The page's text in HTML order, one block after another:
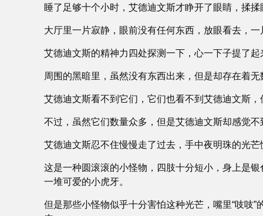
睡了足够十个小时，艾德迪文斯才睁开了眼睛，揉
大厅里一片寂静，眼前没有任何东西，放眼看去，
艾德迪文斯的精神力四处探测一下，心一下子提了起
周围的黑暗里，虽然没有东西出来，但是却存在着
艾德迪文斯看不到它们，它们也看不到艾德迪文斯
不过，虽然它们数量众多，但是艾德迪文斯却感觉
艾德迪文斯忍不住慢慢走了过去，手中夜明珠的光
这是一种圆滚滚的小怪物，四肢十分短小，身上是
一堆可爱的小虎牙。
但是那些小怪物似乎十分害怕这种光芒，嘴里“吱吱